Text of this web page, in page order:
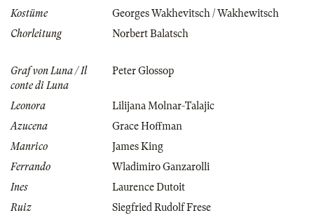
Kostüme
Georges Wakhevitsch / Wakhewitsch
Chorleitung
Norbert Balatsch
Graf von Luna / Il
conte di Luna
Peter Glossop
Leonora
Lilijana Molnar-Talajic
Azucena
Grace Hoffman
Manrico
James King
Ferrando
Wladimiro Ganzarolli
Ines
Laurence Dutoit
Ruiz
Siegfried Rudolf Frese